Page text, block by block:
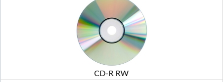
CD-R RW